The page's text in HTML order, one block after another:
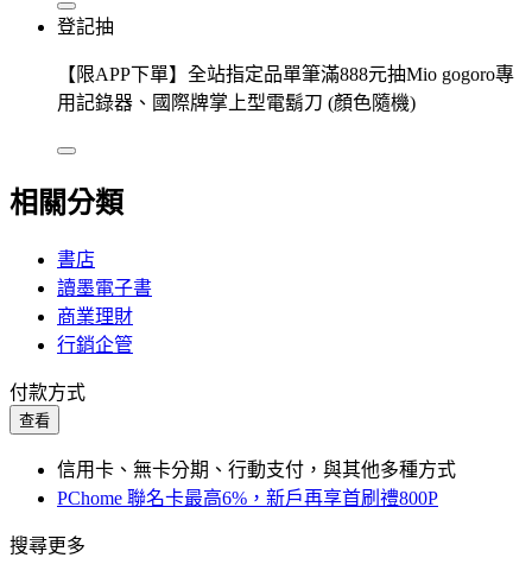
登記抽
【限APP下單】全站指定品單筆滿888元抽Mio gogoro專
用記錄器、國際牌掌上型電鬍刀 (顏色隨機)
相關分類
書店
讀墨電子書
商業理財
行銷企管
付款方式
查看
信用卡、無卡分期、行動支付，與其他多種方式
PChome 聯名卡最高6%，新戶再享首刷禮800P
搜尋更多